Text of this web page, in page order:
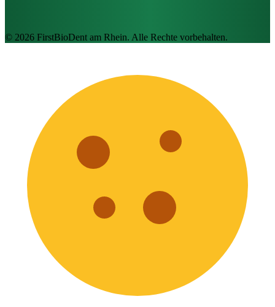
© 2026 FirstBioDent am Rhein. Alle Rechte vorbehalten.